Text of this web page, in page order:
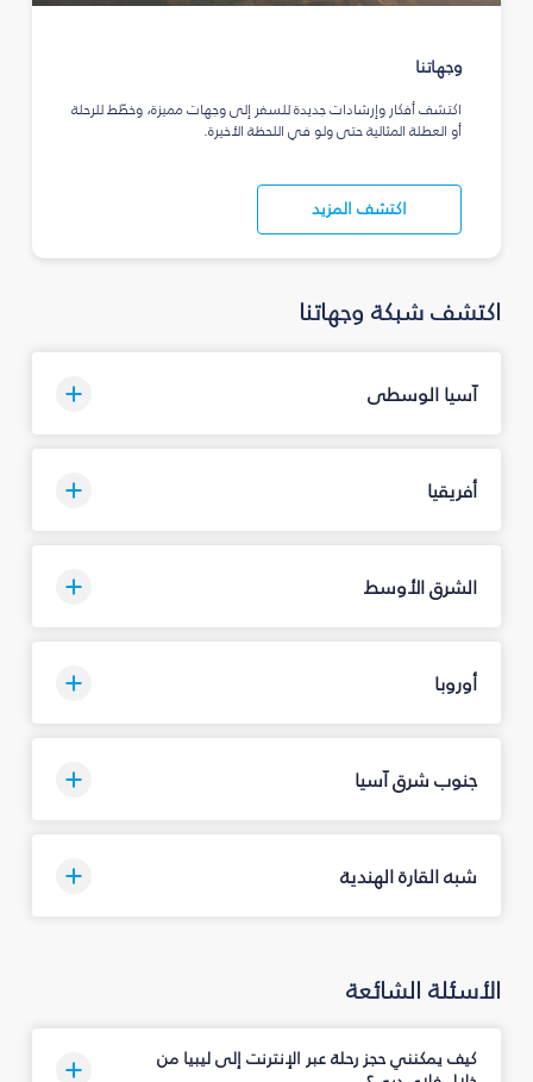
وجهاتنا
اكتشف أفكار وإرشادات جديدة للسفر إلى وجهات مميزة، وخطّط للرحلة
أو العطلة المثالية حتى ولو في اللحظة الأخيرة.
اكتشف المزيد
اكتشف شبكة وجهاتنا
آسيا الوسطى
أفريقيا
الشرق الأوسط
أوروبا
جنوب شرق آسيا
شبه القارة الهندية
الأسئلة الشائعة
كيف يمكنني حجز رحلة عبر الإنترنت إلى ليبيا من